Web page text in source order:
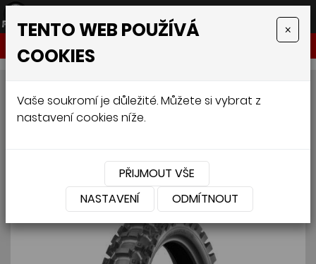
BRIDGESTONE X20 R 110/100
R18 64M
TENTO WEB POUŽÍVÁ
COOKIES
×
Vaše soukromí je důležité. Můžete si vybrat z
nastavení cookies níže.
PŘIJMOUT VŠE
NASTAVENÍ
ODMÍTNOUT